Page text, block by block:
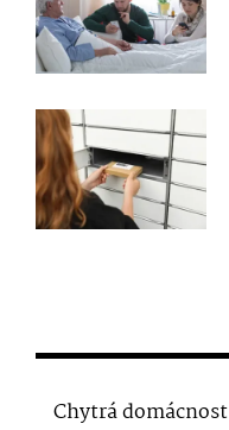
Chytrá domácnost